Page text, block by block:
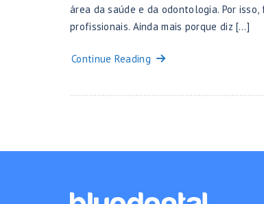
área da saúde e da odontologia. Por
profissionais. Ainda mais porque diz […]
Continue Reading